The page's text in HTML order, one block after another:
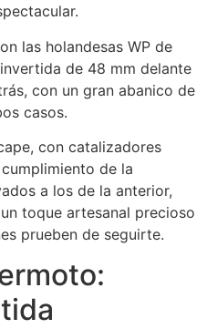
las holandesas WP de
de 48 mm delante
con un gran abanico de
casos.
con catalizadores
de la
a los de la anterior,
toque artesanal precioso
prueben de seguirte.